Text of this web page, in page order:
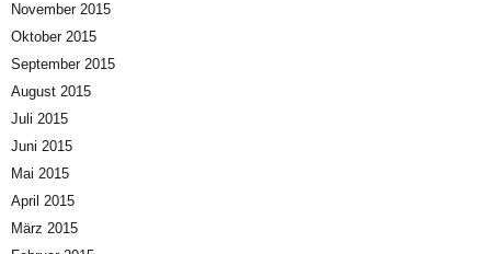
November 2015
Oktober 2015
September 2015
August 2015
Juli 2015
Juni 2015
Mai 2015
April 2015
März 2015